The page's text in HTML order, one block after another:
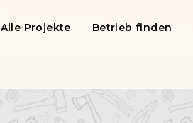
Alle Projekte Betrieb finden